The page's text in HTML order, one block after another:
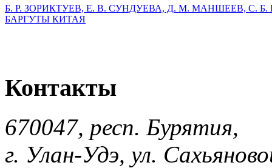
Б. Р. ЗОРИКТУЕВ, Е. В. СУНДУЕВА, Д. М. МАНШЕЕВ, С.
БАРГУТЫ КИТАЯ
Контакты
670047, респ. Бурятия,
г. Улан-Удэ, ул.